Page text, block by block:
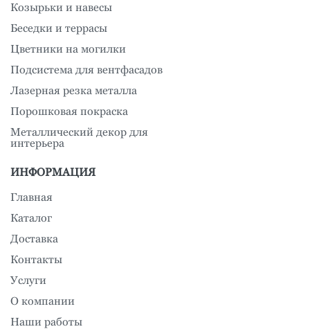
Козырьки и навесы
Беседки и террасы
Цветники на могилки
Подсистема для вентфасадов
Лазерная резка металла
Порошковая покраска
Металлический декор для
интерьера
ИНФОРМАЦИЯ
Главная
Каталог
Доставка
Контакты
Услуги
О компании
Наши работы